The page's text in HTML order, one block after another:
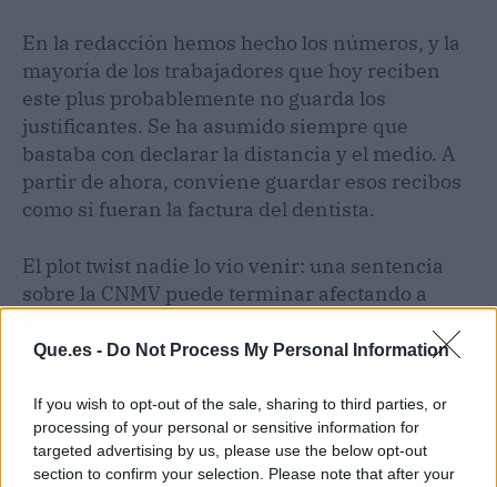
Que.es - Do Not Process My Personal Information
If you wish to opt-out of the sale, sharing to third parties, or
processing of your personal or sensitive information for
targeted advertising by us, please use the below opt-out
section to confirm your selection. Please note that after your
En la redacción hemos hecho los números, y la
mayoría de los trabajadores que hoy reciben
este plus probablemente no guarda los
justificantes. Se ha asumido siempre que
bastaba con declarar la distancia y el medio. A
partir de ahora, conviene guardar esos recibos
como si fueran la factura del dentista.
El plot twist nadie lo vio venir: una sentencia
sobre la CNMV puede terminar afectando a
replican estos sistemas de retribución flexible.
de planes, atento a los próximos comunicados
de Recursos Humanos.